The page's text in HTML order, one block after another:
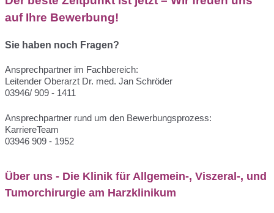
auf Ihre Bewerbung!
Sie haben noch Fragen?
Ansprechpartner im Fachbereich:
Leitender Oberarzt Dr. med. Jan Schröder
03946/ 909 - 1411
Ansprechpartner rund um den Bewerbungsprozess:
KarriereTeam
03946 909 - 1952
Über uns - Die Klinik für Allgemein-, Viszeral-, und
Tumorchirurgie am Harzklinikum